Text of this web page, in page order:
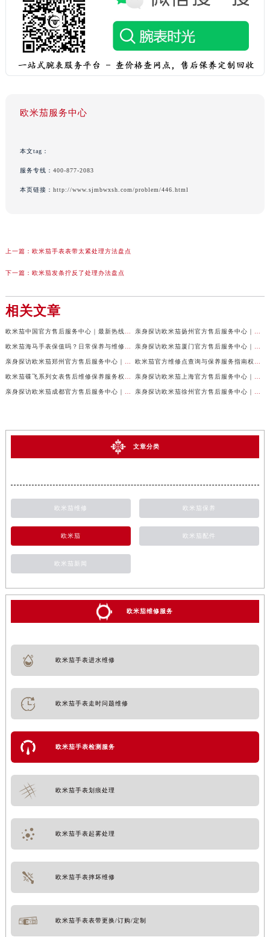
欧米茄服务中心
本文tag：
服务专线： 400-877-2083
本页链接： http://www.sjmbwxsh.com/problem/446.html
上一篇： 欧米茄手表表带太紧处理方法盘点
下一篇： 欧米茄发条拧反了处理办法盘点
相关文章
文章分类
欧米茄维修 欧米茄保养
欧米茄 欧米茄配件
欧米茄新闻
欧米茄维修服务
欧米茄手表进水维修
欧米茄手表走时问题维修
欧米茄手表检测服务
欧米茄手表划痕处理
欧米茄手表起雾处理
欧米茄手表摔坏维修
欧米茄手表表带更换/订购/定制